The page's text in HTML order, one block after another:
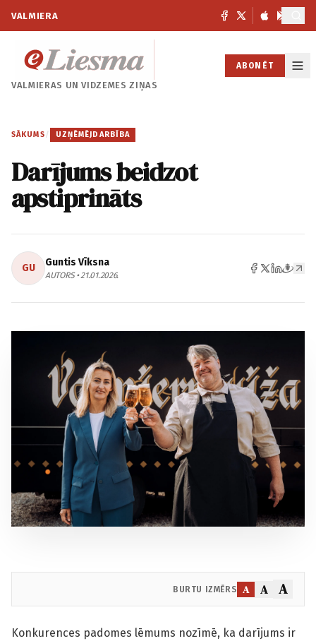
VALMIERA
VALMIERAS UNVIDZEMES ZIŅAS
ABONĒT
SĀKUMS / UZŅĒMĒJDARBĪBA
Darījums beidzot
apstiprināts
GU Guntis Vīksna
AUTORS • 21.01.2026.
BURTU IZMĒRS A A A
Konkurences padomes lēmums nozīmē, ka darījums ir